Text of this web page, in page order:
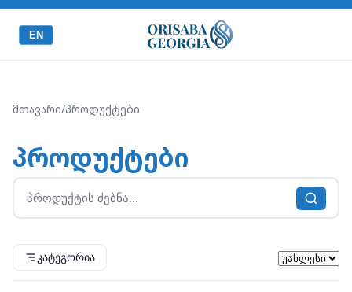
EN
მთავარი/პროდუქტები
პროდუქტები
კატეგორია